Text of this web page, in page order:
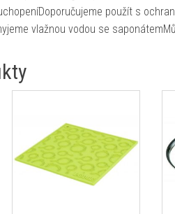
použít s
vlažnou vodou se